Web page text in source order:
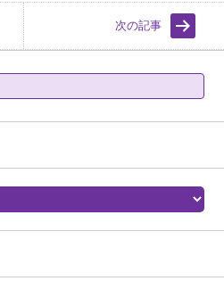
次の記事